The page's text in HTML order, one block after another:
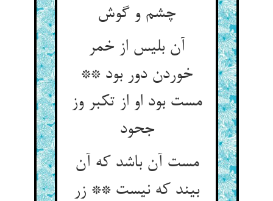
چشم و گوش
آن بلیس از خمر
خوردن دور بود **
مست بود او از تکبر وز
جحود
مست آن باشد که آن
بیند که نیست ** زر